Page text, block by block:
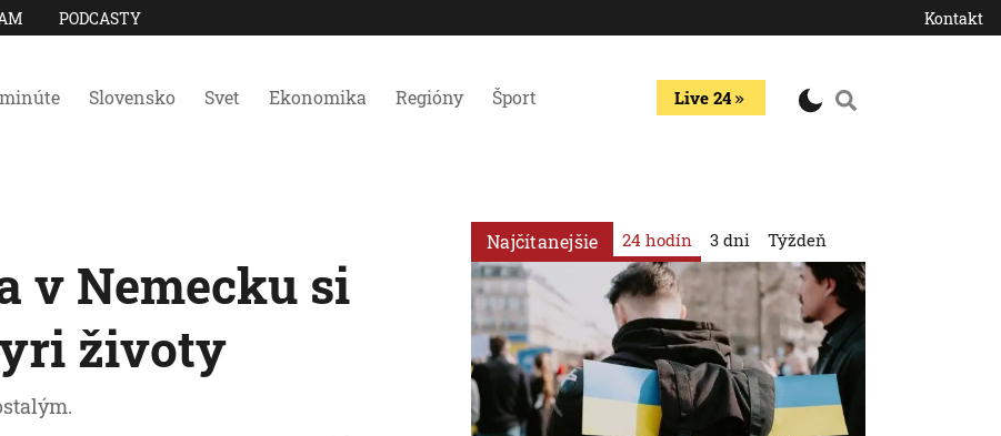
PODCASTY Kontakt
Slovensko Svet Ekonomika Regióny Šport Live 24
v Nemecku si
životy
Najčítanejšie 24 hodín 3 dni Týždeň